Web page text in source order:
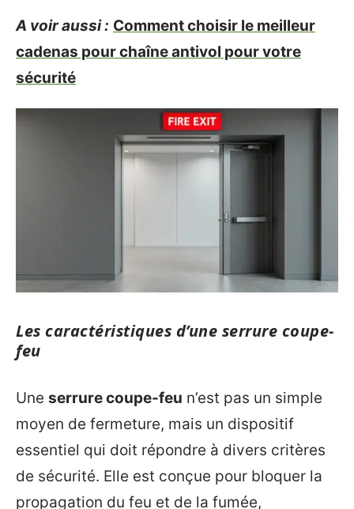
A voir aussi : Comment choisir le meilleur
cadenas pour chaîne antivol pour votre
sécurité
Les caractéristiques d’une serrure coupe-
feu
Une serrure coupe-feu n’est pas un simple
moyen de fermeture, mais un dispositif
essentiel qui doit répondre à divers critères
de sécurité. Elle est conçue pour bloquer la
propagation du feu et de la fumée,